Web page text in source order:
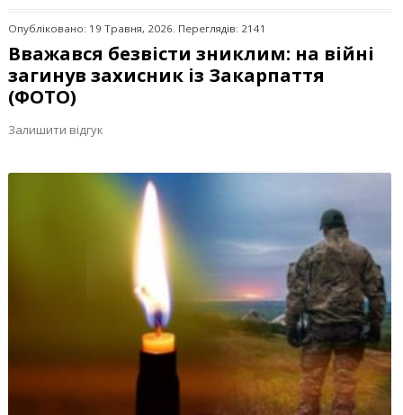
Опубліковано: 19 Травня, 2026. Переглядів: 2141
Вважався безвісти зниклим: на війні
загинув захисник із Закарпаття
(ФОТО)
Залишити відгук